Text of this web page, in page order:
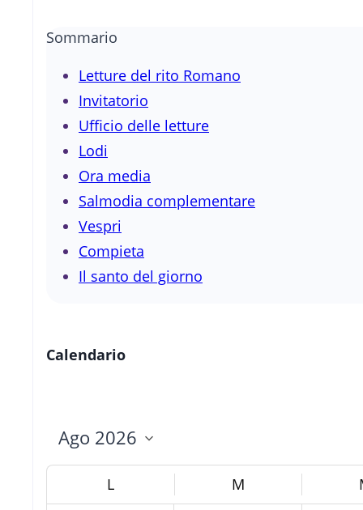
Sommario
Letture del rito Romano
Invitatorio
Ufficio delle letture
Lodi
Ora media
Salmodia complementare
Vespri
Compieta
Il santo del giorno
Calendario
L M